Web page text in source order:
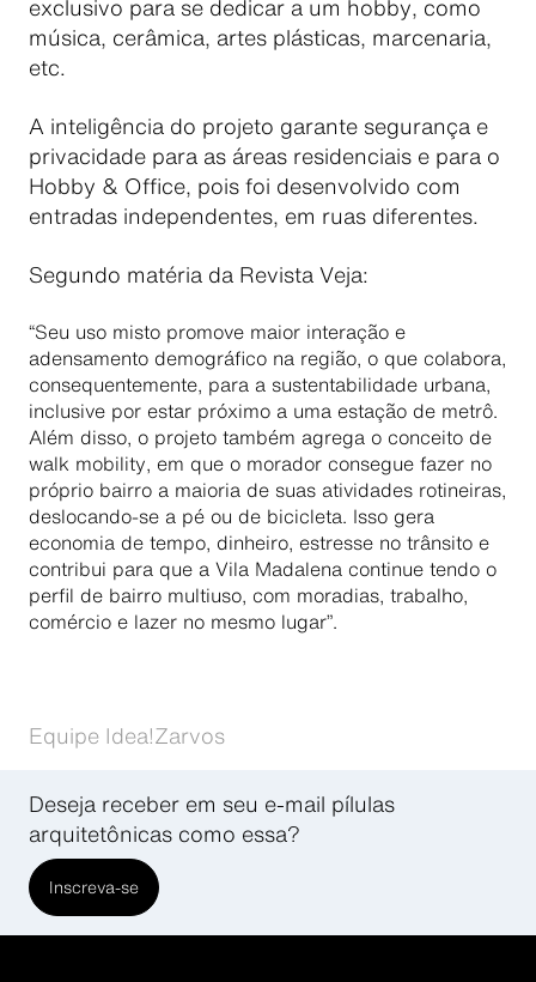
exclusivo para se dedicar a um hobby, como
música, cerâmica, artes plásticas, marcenaria,
etc.
A inteligência do projeto garante segurança e
privacidade para as áreas residenciais e para o
Hobby & Office, pois foi desenvolvido com
entradas independentes, em ruas diferentes.
Segundo matéria da Revista Veja:
“Seu uso misto promove maior interação e
adensamento demográfico na região, o que colabora,
consequentemente, para a sustentabilidade urbana,
inclusive por estar próximo a uma estação de metrô.
Além disso, o projeto também agrega o conceito de
walk mobility, em que o morador consegue fazer no
próprio bairro a maioria de suas atividades rotineiras,
deslocando-se a pé ou de bicicleta. Isso gera
economia de tempo, dinheiro, estresse no trânsito e
contribui para que a Vila Madalena continue tendo o
perfil de bairro multiuso, com moradias, trabalho,
comércio e lazer no mesmo lugar”.
Equipe Idea!Zarvos
Deseja receber em seu e-mail pílulas
arquitetônicas como essa?
Inscreva-se